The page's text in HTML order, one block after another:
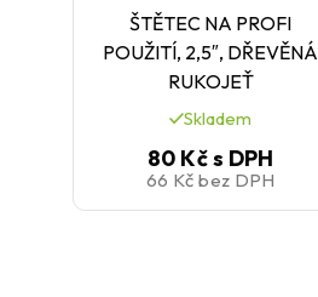
ŠTĚTEC NA PROFI
POUŽITÍ, 2,5″, DŘEVĚNÁ
RUKOJEŤ
Skladem
80 Kčs DPH
66 Kčbez DPH